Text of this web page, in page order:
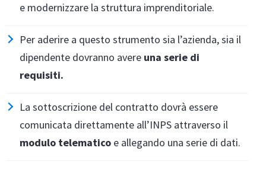
e modernizzare la struttura imprenditoriale.
Per aderire a questo strumento sia l’azienda, sia il
dipendente dovranno avere una serie di
requisiti.
La sottoscrizione del contratto dovrà essere
comunicata direttamente all’INPS attraverso il
modulo telematico e allegando una serie di dati.